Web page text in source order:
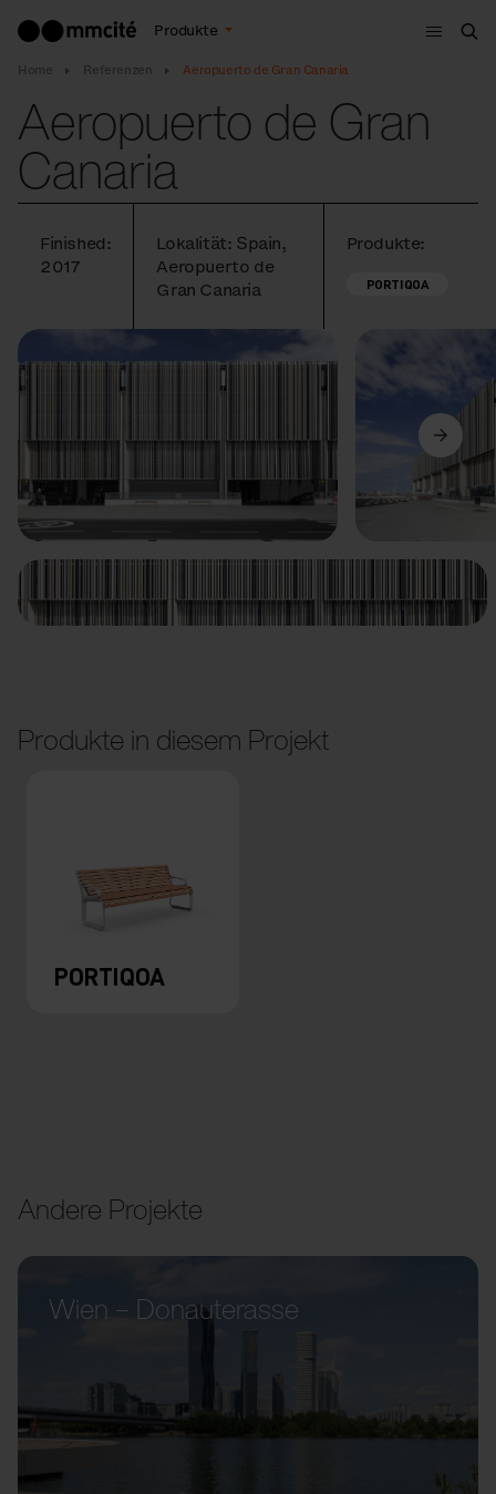
Produkte
Menu
Home Referenzen Aeropuerto de Gran Canaria
Aeropuerto de Gran
Canaria
Finished:
2017
Lokalität: Spain,
Aeropuerto de
Gran Canaria
Produkte:
PORTIQOA
Vorige Weiter
Produkte in diesem Projekt
PORTIQOA
Andere Projekte
Wien – Donauterasse